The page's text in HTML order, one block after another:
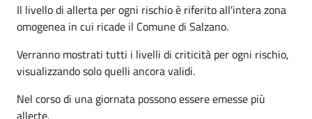
Il livello di allerta per ogni rischio è riferito all'intera zona
omogenea in cui ricade il Comune di Salzano.
Verranno mostrati tutti i livelli di criticità per ogni rischio,
visualizzando solo quelli ancora validi.
Nel corso di una giornata possono essere emesse più
allerte.